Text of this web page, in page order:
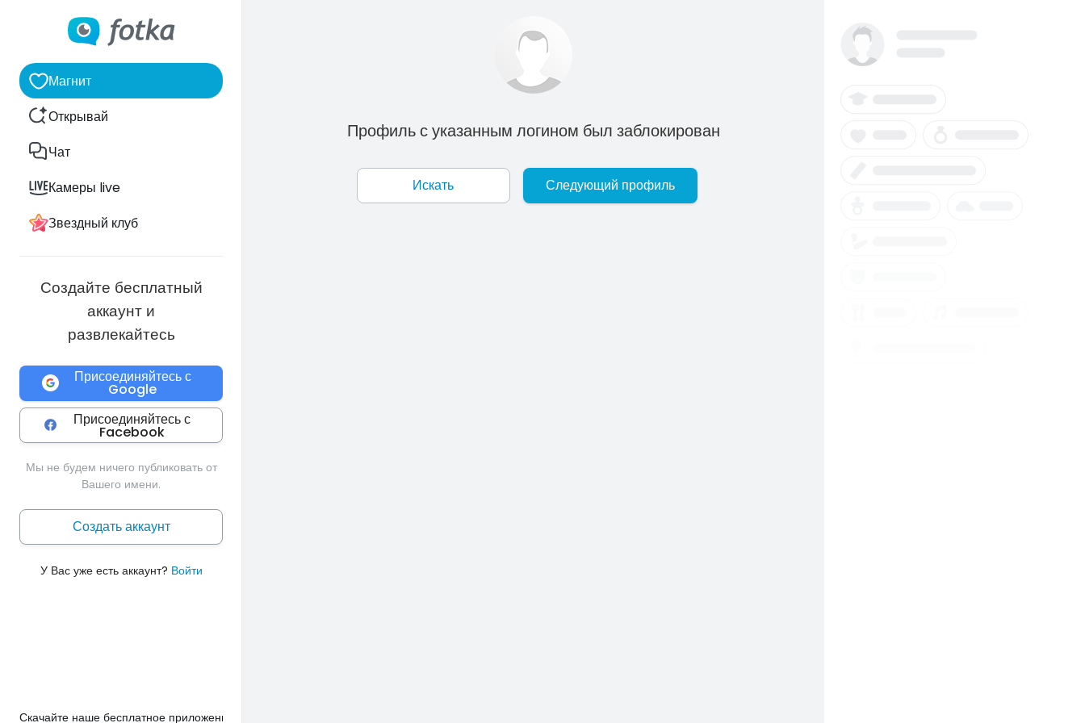
Магнит
Открывай
Чат
Камеры live
Звездный клуб
Создайте бесплатный
аккаунт и
развлекайтесь
Присоединяйтесь с
Google
Присоединяйтесь с
Facebook
Мы не будем ничего публиковать от
Вашего имени.
Создать аккаунт
У Вас уже есть аккаунт? Войти
Скачайте наше бесплатное приложение
Профиль с указанным логином был заблокирован
Следующий профиль
Искать